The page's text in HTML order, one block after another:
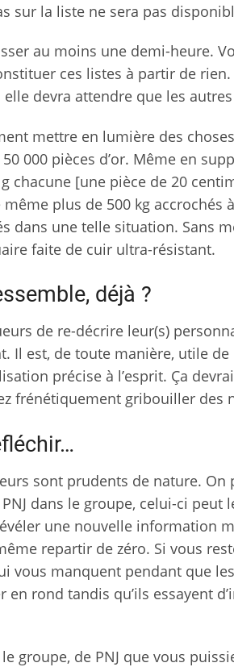
sur la liste ne sera pas
au moins une demi-heure.
ces listes à partir de
devra attendre que les
mettre en lumière des
000 pièces d’or. Même en
g chacune [une pièce de 20
plus de 500 kg
dans une telle situation. Sans
faite de cuir ultra-résistant.
déjà ?
de re-décrire leur(s)
Il est, de toute manière, utile
précise à l’esprit. Ça
frénétiquement gribouiller des
sont prudents de nature. On
PNJ dans le groupe, celui-ci
une nouvelle information
repartir de zéro. Si vous
vous manquent pendant que
en rond tandis qu’ils essayent
le groupe, de PNJ que vous